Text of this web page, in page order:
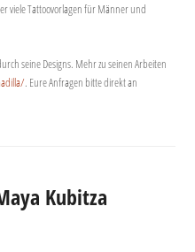
viele Tattoovorlagen für Männer und
seine Designs. Mehr zu seinen Arbeiten
. Eure Anfragen bitte direkt an
Kubitza